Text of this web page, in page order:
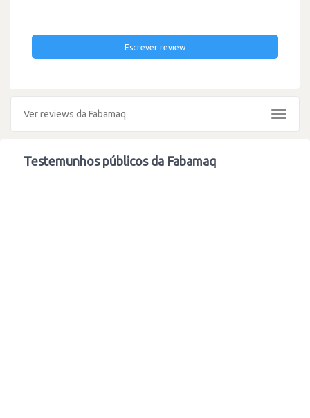
Escrever review
Ver reviews da Fabamaq
Toggle
Testemunhos públicos da Fabamaq